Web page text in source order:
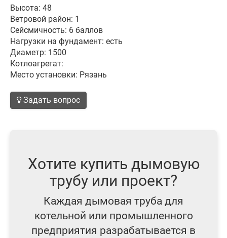
Высота: 48
Ветровой район: 1
Сейсмичность: 6 баллов
Нагрузки на фундамент: есть
Диаметр: 1500
Котлоагрегат:
Место установки: Рязань
Задать вопрос
Хотите купить дымовую
трубу или проект?
Каждая дымовая труба для
котельной или промышленного
предприятия разрабатывается в